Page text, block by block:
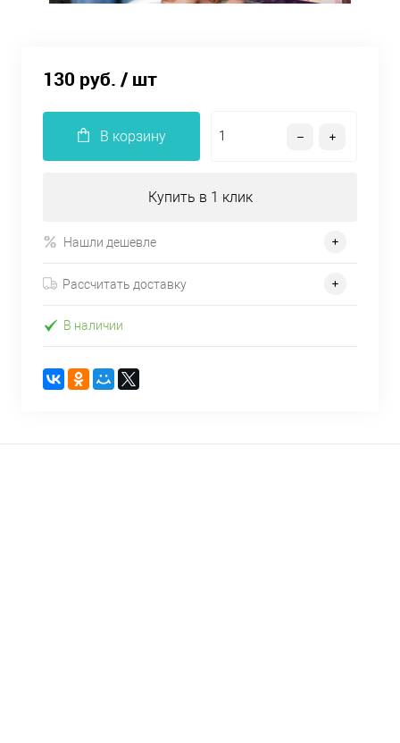
130 руб. / шт
В корзину
Купить в 1 клик
Нашли дешевле
Рассчитать доставку
В наличии